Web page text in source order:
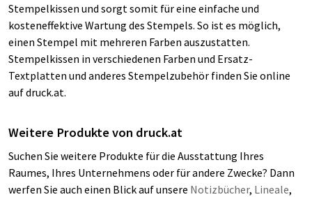
Stempelkissen und sorgt somit für eine einfache und
kosteneffektive Wartung des Stempels. So ist es möglich,
einen Stempel mit mehreren Farben auszustatten.
Stempelkissen in verschiedenen Farben und Ersatz-
Textplatten und anderes Stempelzubehör finden Sie online
auf druck.at.
Weitere Produkte von druck.at
Suchen Sie weitere Produkte für die Ausstattung Ihres
Raumes, Ihres Unternehmens oder für andere Zwecke? Dann
werfen Sie auch einen Blick auf unsere Notizbücher, Lineale,